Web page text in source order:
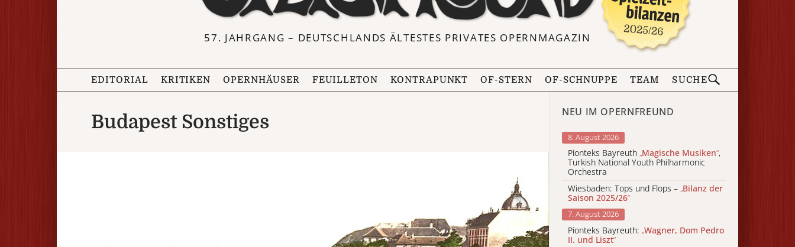
57. JAHRGANG – DEUTSCHLANDS ÄLTESTES PRIVATES OPERNMAGAZIN
EDITORIAL KRITIKEN OPERNHÄUSER FEUILLETON KONTRAPUNKT OF-STERN OF-SCHNUPPE TEAM SUCHE
Budapest Sonstiges NEU IM OPERNFREUND
8. August 2026
Pionteks Bayreuth „Magische Musiken“,
Turkish National Youth Philharmonic
Orchestra
Wiesbaden: Tops und Flops – „Bilanz der
Saison 2025/26“
7. August 2026
Pionteks Bayreuth: „Wagner, Dom Pedro
II. und Liszt“